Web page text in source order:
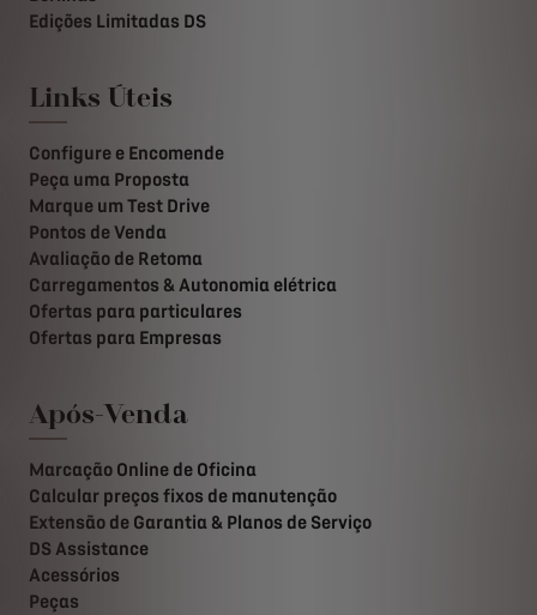
Edições Limitadas DS
Links Úteis
Configure e Encomende
Peça uma Proposta
Marque um Test Drive
Pontos de Venda
Avaliação de Retoma
Carregamentos & Autonomia elétrica
Ofertas para particulares
Ofertas para Empresas
Após-Venda
Marcação Online de Oficina
Calcular preços fixos de manutenção
Extensão de Garantia & Planos de Serviço
DS Assistance
Acessórios
Peças